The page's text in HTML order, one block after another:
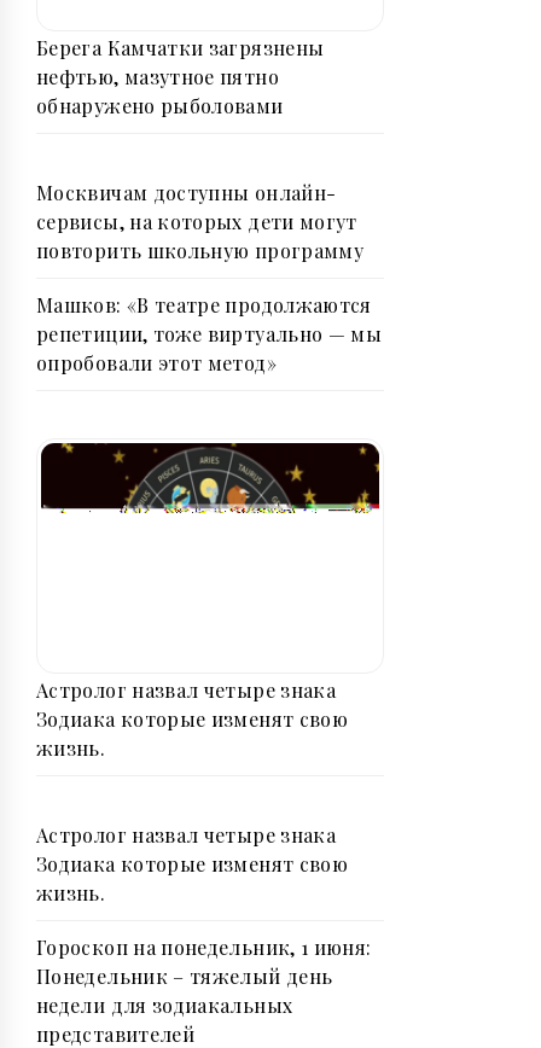
Берега Камчатки загрязнены
нефтью, мазутное пятно
обнаружено рыболовами
Москвичам доступны онлайн-
сервисы, на которых дети могут
повторить школьную программу
Машков: «В театре продолжаются
репетиции, тоже виртуально — мы
опробовали этот метод»
Астролог назвал четыре знака
Зодиака которые изменят свою
жизнь.
Астролог назвал четыре знака
Зодиака которые изменят свою
жизнь.
Гороскоп на понедельник, 1 июня:
Понедельник – тяжелый день
недели для зодиакальныx
пpедставителей